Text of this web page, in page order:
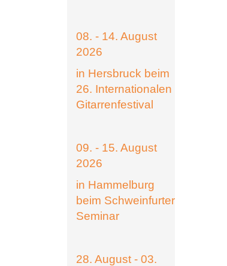
08. - 14. August
2026
in Hersbruck beim
26. Internationalen
Gitarrenfestival
09. - 15. August
2026
in Hammelburg
beim Schweinfurter
Seminar
28. August - 03.